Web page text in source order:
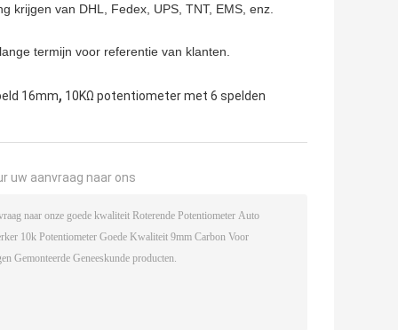
krijgen van DHL, Fedex, UPS, TNT, EMS, enz.
termijn voor referentie van klanten.
16mm, 10KΩ potentiometer met 6 spelden
uw aanvraag naar ons